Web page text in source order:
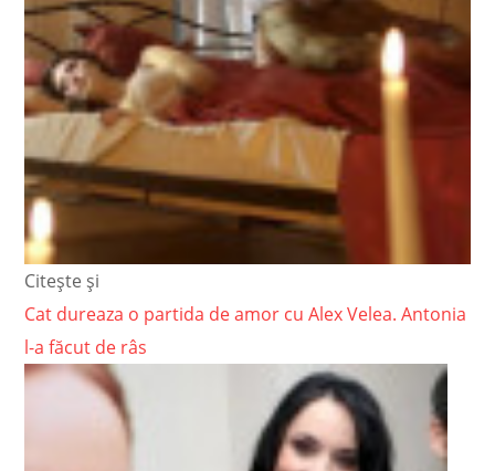
Citește și
Cat dureaza o partida de amor cu Alex Velea. Antonia
l-a făcut de râs